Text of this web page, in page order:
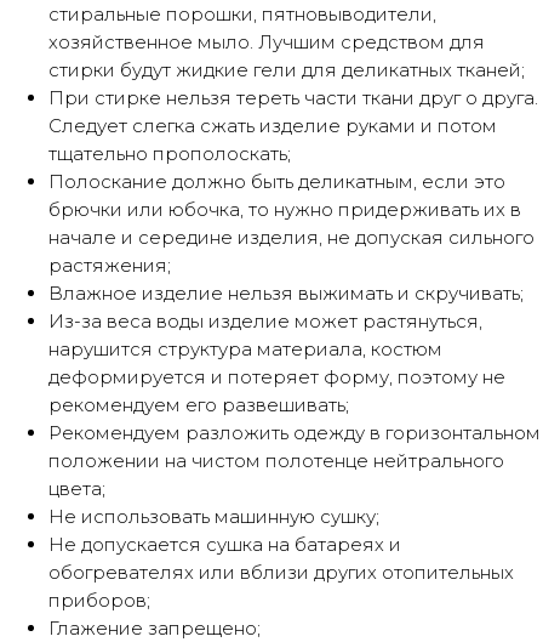
стиральные порошки, пятновыводители,
хозяйственное мыло. Лучшим средством для
стирки будут жидкие гели для деликатных тканей;
При стирке нельзя тереть части ткани друг о друга.
Следует слегка сжать изделие руками и потом
тщательно прополоскать;
Полоскание должно быть деликатным, если это
брючки или юбочка, то нужно придерживать их в
начале и середине изделия, не допуская сильного
растяжения;
Влажное изделие нельзя выжимать и скручивать;
Из-за веса воды изделие может растянуться,
нарушится структура материала, костюм
деформируется и потеряет форму, поэтому не
рекомендуем его развешивать;
Рекомендуем разложить одежду в горизонтальном
положении на чистом полотенце нейтрального
цвета;
Не использовать машинную сушку;
Не допускается сушка на батареях и
обогревателях или вблизи других отопительных
приборов;
Глажение запрещено;